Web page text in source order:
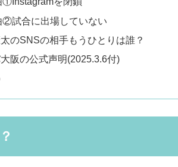
②試合に出場していない
のSNSの相手もうひとりは誰？
阪の公式声明(2025.3.6付)